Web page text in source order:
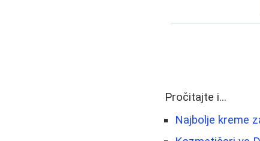
Pročitajte i...
Najbolje kreme